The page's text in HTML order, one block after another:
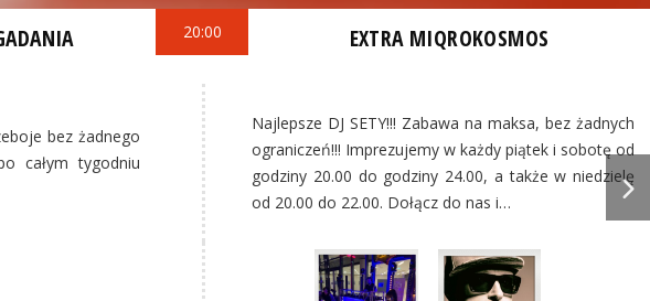
bez żadnego
całym tygodniu
20:00 EXTRA MIQROKOSMOS
Najlepsze DJ SETY!!! Zabawa na maksa, bez żadnych
ograniczeń!!! Imprezujemy w każdy piątek i sobotę od
godziny 20.00 do godziny 24.00, a także w niedzielę
od 20.00 do 22.00. Dołącz do nas i…